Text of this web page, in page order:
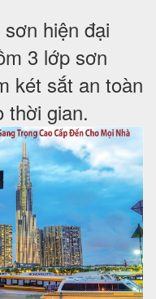
hiện đại
3 lớp sơn
két sắt an toàn
thời gian.